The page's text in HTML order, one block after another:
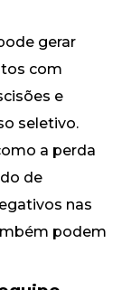
gerar
com
e
seletivo.
a perda
de
nas
podem